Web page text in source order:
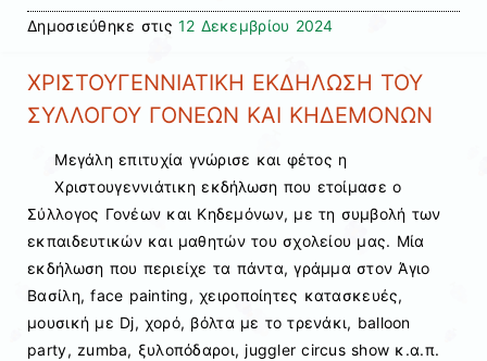
Δημοσιεύθηκε στις 12 Δεκεμβρίου 2024
ΧΡΙΣΤΟΥΓΕΝΝΙΑΤΙΚΗ ΕΚΔΗΛΩΣΗ ΤΟΥ
ΣΥΛΛΟΓΟΥ ΓΟΝΕΩΝ ΚΑΙ ΚΗΔΕΜΟΝΩΝ
Μεγάλη επιτυχία γνώρισε και φέτος η
Χριστουγεννιάτικη εκδήλωση που ετοίμασε ο
Σύλλογος Γονέων και Κηδεμόνων, με τη συμβολή των
εκπαιδευτικών και μαθητών του σχολείου μας. Μία
εκδήλωση που περιείχε τα πάντα, γράμμα στον Άγιο
Βασίλη, face painting, χειροποίητες κατασκευές,
μουσική με Dj, χορό, βόλτα με το τρενάκι, balloon
party, zumba, ξυλοπόδαροι, juggler circus show κ.α.π.